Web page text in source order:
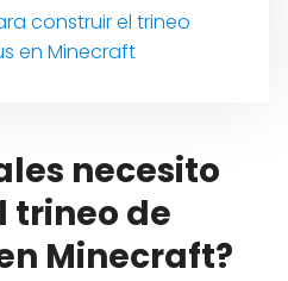
construir el trineo
en Minecraft
necesito
trineo de
Minecraft?